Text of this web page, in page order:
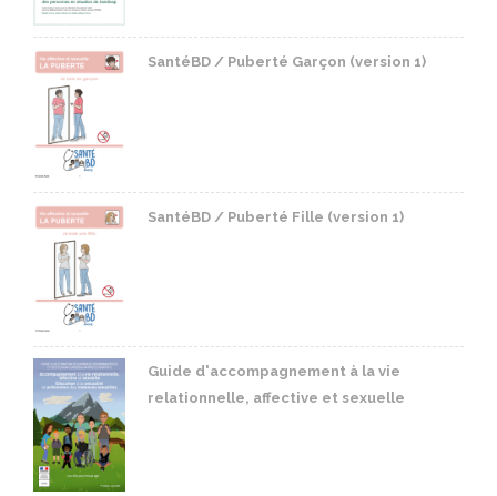
SantéBD / Puberté Garçon (version 1)
SantéBD / Puberté Fille (version 1)
Guide d'accompagnement à la vie
relationnelle, affective et sexuelle